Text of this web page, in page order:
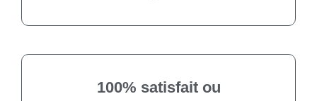
100% satisfait ou